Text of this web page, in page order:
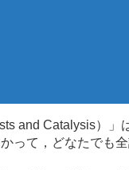
and Catalysis）
って，どなたでも